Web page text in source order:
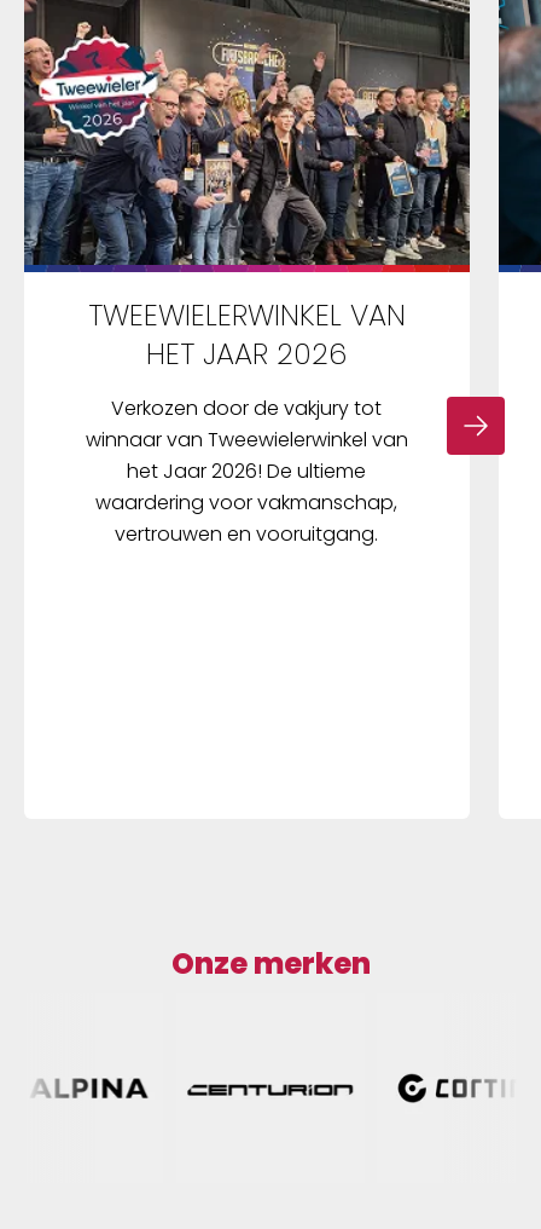
TWEEWIELERWINKEL VAN
HET JAAR 2026
Verkozen door de vakjury tot
winnaar van Tweewielerwinkel van
het Jaar 2026! De ultieme
waardering voor vakmanschap,
vertrouwen en vooruitgang.
Onze merken